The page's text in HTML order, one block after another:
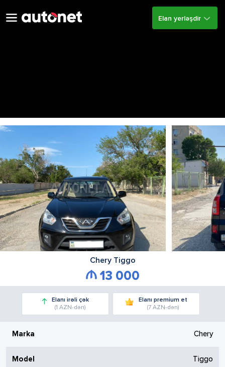
Elan yerləşdir
Chery Tiggo
13 000
Elanı irəli çək
(1 AZN-dən)
Elanı premium et
(7 AZN-dən)
Marka Chery
Model Tiggo